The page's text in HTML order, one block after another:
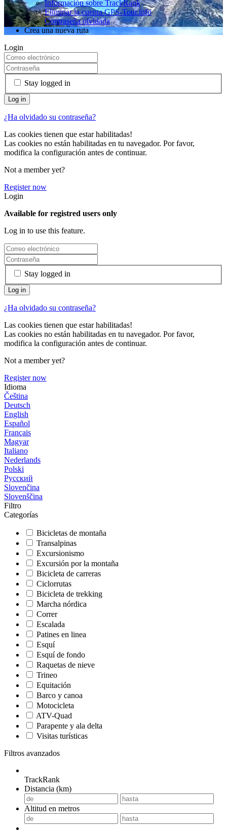
Información sobre TrackRank
Eliminar la cuenta GPS-Tour.info
Contraseña olvidada
Crea una nueva ruta
Login
Stay logged in
¿Ha olvidado su contraseña?
Las cookies tienen que estar habilitadas!
Las cookies no están habilitadas en tu navegador. Por favor,
modifica la configuración antes de continuar.
Not a member yet?
Register now
Login
Available for registred users only
Log in to use this feature.
Stay logged in
¿Ha olvidado su contraseña?
Las cookies tienen que estar habilitadas!
Las cookies no están habilitadas en tu navegador. Por favor,
modifica la configuración antes de continuar.
Not a member yet?
Register now
Idioma
Čeština
Deutsch
English
Español
Français
Magyar
Italiano
Nederlands
Polski
Русский
Slovenčina
Slovenščina
Filtro
Categorías
Bicicletas de montaña
Transalpinas
Excursionismo
Excursión por la montaña
Bicicleta de carreras
Ciclorrutas
Bicicleta de trekking
Marcha nórdica
Correr
Escalada
Patines en linea
Esquí
Esquí de fondo
Raquetas de nieve
Trineo
Equitación
Barco y canoa
Motocicleta
ATV-Quad
Parapente y ala delta
Visitas turísticas
Filtros avanzados
TrackRank
Distancia (km)
Altitud en metros